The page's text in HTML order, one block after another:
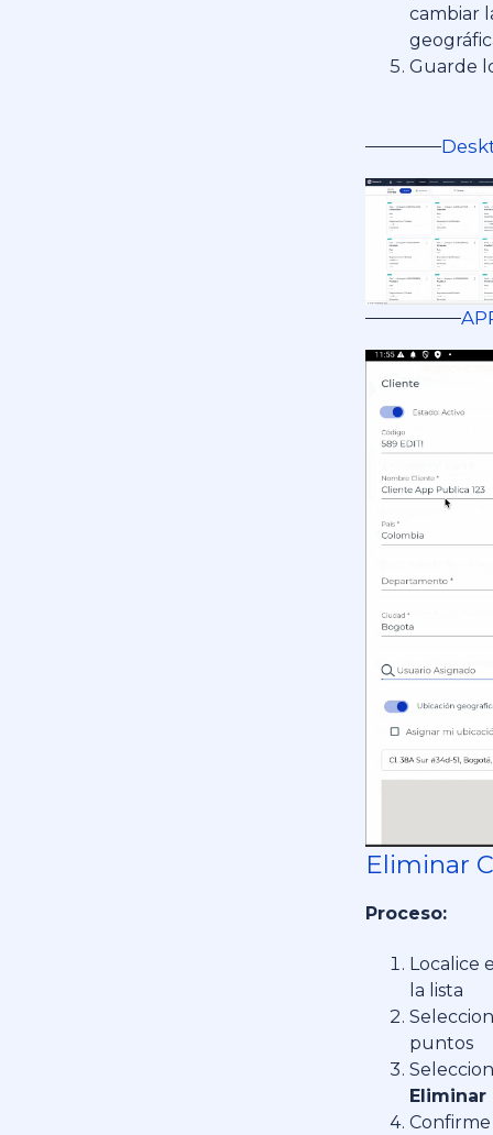
cambiar
Guarde
Eliminar
Proceso:
Localice
la lista
puntos
Eliminar